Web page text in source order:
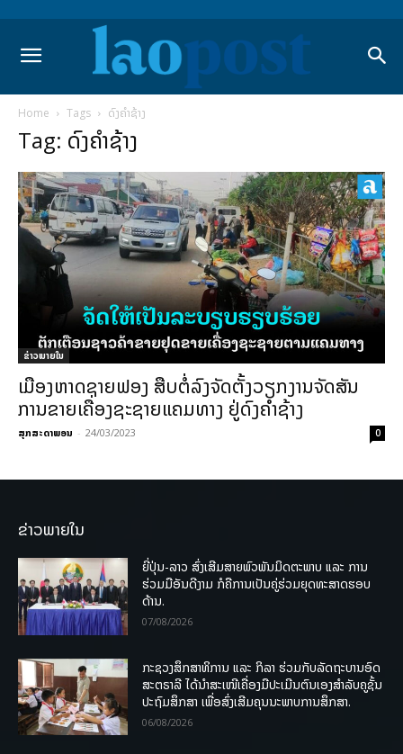
Home Tags ດົງຄໍາຊ້າງ
Tag: ດົງຄໍາຊ້າງ
ຂ່າວພາຍ​ໃນ
ເມືອງຫາດຊາຍຟອງ ສືບຕໍ່ລົງຈັດຕັ້ງວຽກງານຈັດສັນ
ການຂາຍເຄື່ອງຊະຊາຍແຄມທາງ ຢູ່ດົງຄໍາຊ້າງ
ສຸກສະດາພອນ - 24/03/2023 0
ຂ່າວພາຍໃນ
ຍີ່ປຸ່ນ-ລາວ ສົ່ງເສີມສາຍພົວພັນມິດຕະພາບ ແລະ ການ
ຮ່ວມມືອັນດີງາມ ກໍຄືການເປັນຄູ່ຮ່ວມຍຸດທະສາດຮອບ
ດ້ານ.
07/08/2026
ກະຊວງສຶກສາທິການ ແລະ ກິລາ ຮ່ວມກັບລັດຖະບານອົດ
ສະຕຣາລີ ໄດ້ນຳສະເໜີເຄື່ອງມືປະເມີນຕົນເອງສຳລັບຄູຊັ້ນ
ປະຖົມສຶກສາ ເພື່ອສົ່ງເສີມຄຸນນະພາບການສຶກສາ.
06/08/2026